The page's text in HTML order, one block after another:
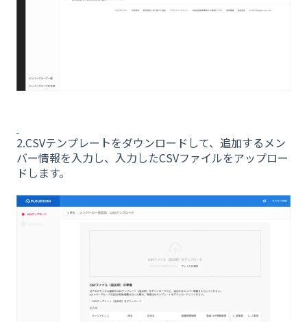
2.CSVテンプレートをダウンロードして、追加するメン
バー情報を入力し、入力したCSVファイルをアップロー
ドします。